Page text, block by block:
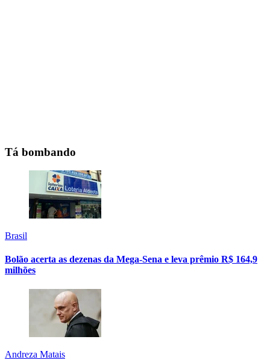
Tá bombando
Brasil
Bolão acerta as dezenas da Mega-Sena e leva prêmio R$ 164,9
milhões
Andreza Matais